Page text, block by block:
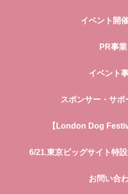
イベント開
PR事業
イベント
スポンサー・サポ
【London Dog
6/21.東京ビッグサイト特
お問い合